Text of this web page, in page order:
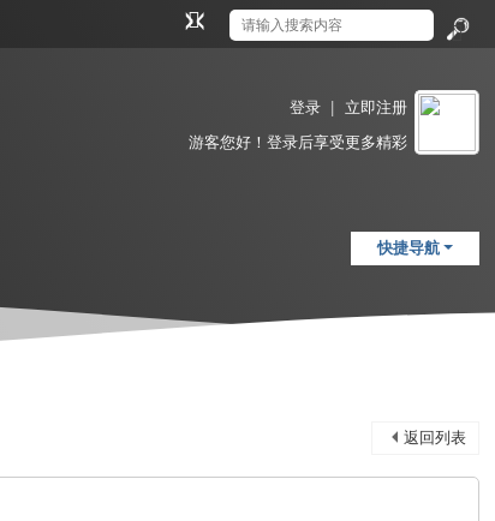
索
版
登录
立即注册
游客您好！登录后享受更多精彩
快捷导航
返回列表